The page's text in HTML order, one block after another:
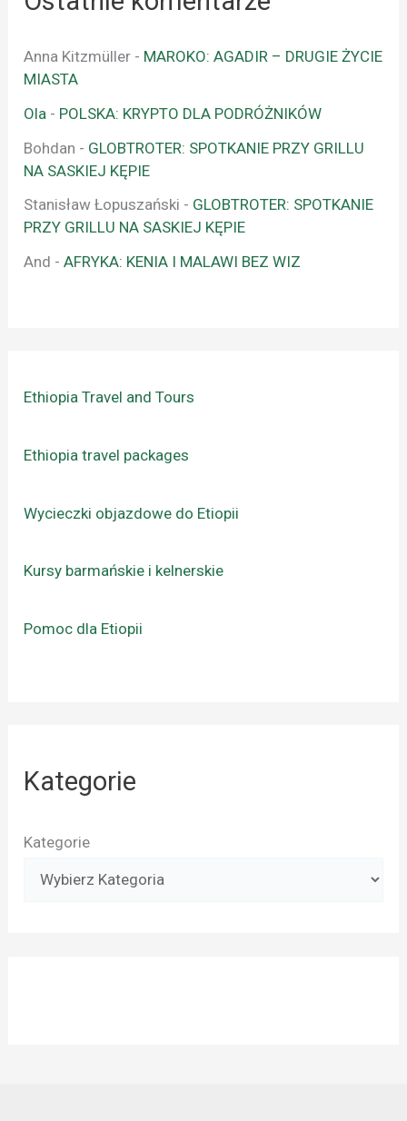
Anna Kitzmüller - MAROKO: AGADIR – DRUGIE ŻYCIE
MIASTA
Ola - POLSKA: KRYPTO DLA PODRÓŻNIKÓW
Bohdan - GLOBTROTER: SPOTKANIE PRZY GRILLU
NA SASKIEJ KĘPIE
Stanisław Łopuszański - GLOBTROTER: SPOTKANIE
PRZY GRILLU NA SASKIEJ KĘPIE
And -AFRYKA: KENIA I MALAWI BEZ WIZ
Ethiopia Travel and Tours
Ethiopia travel packages
Wycieczki objazdowe do Etiopii
Kursy barmańskie i kelnerskie
Pomoc dla Etiopii
Kategorie
Kategorie